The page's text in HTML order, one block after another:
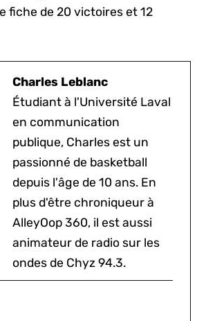
fiche de 20 victoires et 12
Charles Leblanc
Étudiant à l'Université Laval
en communication
publique, Charles est un
passionné de basketball
depuis l'âge de 10 ans. En
plus d'être chroniqueur à
AlleyOop 360, il est aussi
animateur de radio sur les
ondes de Chyz 94.3.